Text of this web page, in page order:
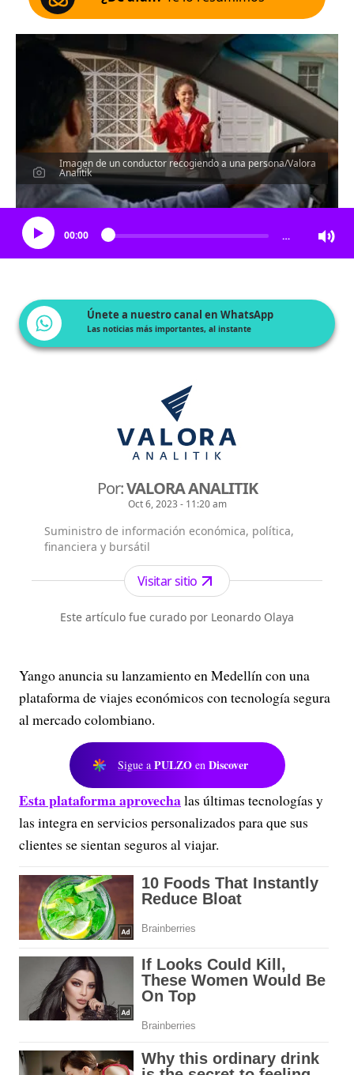
Imagen de un conductor recogiendo a una persona/Valora
Analitik
Escucha el artículo
00:00 …
Únete a nuestro canal en WhatsApp
Las noticias más importantes, al instante
Por:VALORA ANALITIK
Oct 6, 2023 - 11:20 am
Suministro de información económica, política,
financiera y bursátil
Visitar sitio
Este artículo fue curado por Leonardo Olaya
Yango anuncia su lanzamiento en Medellín con una
plataforma de viajes económicos con tecnología segura
al mercado colombiano.
Sigue a PULZO en Discover
Esta plataforma aprovechalas últimas tecnologías y
las integra en servicios personalizados para que sus
clientes se sientan seguros al viajar.